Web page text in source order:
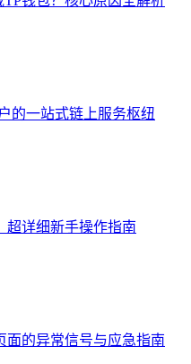
的一站式链上服务枢纽
超详细新手操作指南
面的异常信号与应急指南